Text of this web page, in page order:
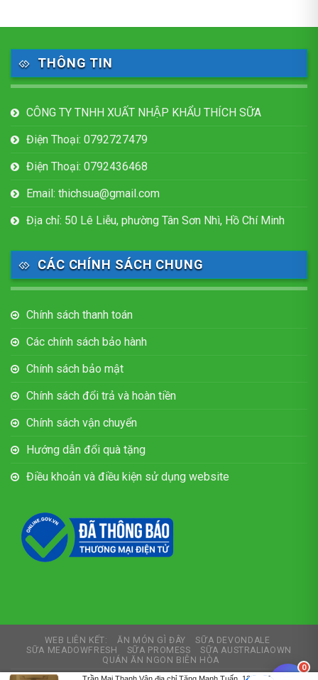
THÔNG TIN
CÔNG TY TNHH XUẤT NHẬP KHẨU THÍCH SỮA
Điện Thoại: 0792727479
Điện Thoại: 0792436468
Email: thichsua@gmail.com
Địa chỉ: 50 Lê Liễu, phường Tân Sơn Nhì, Hồ Chí Minh
CÁC CHÍNH SÁCH CHUNG
Chính sách thanh toán
Các chính sách bảo hành
Chính sách bảo mật
Chính sách đổi trả và hoàn tiền
Chính sách vận chuyển
Hướng dẫn đổi quà tặng
Điều khoản và điều kiện sử dụng website
WEB LIÊN KẾT: ĂN MÓN GÌ ĐÂY
SỮA DEVONDALE
SỮA MEADOWFRESH
SỮA PROMESS
SỮA AUSTRALIAOWN
QUÁN ĂN NGON BIÊN HÒA
0